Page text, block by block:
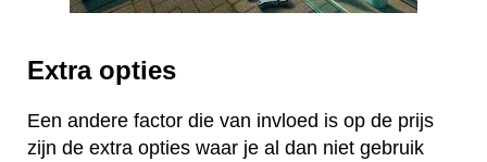
Extra opties
Een andere factor die van invloed is op de prijs
zijn de extra opties waar je al dan niet gebruik